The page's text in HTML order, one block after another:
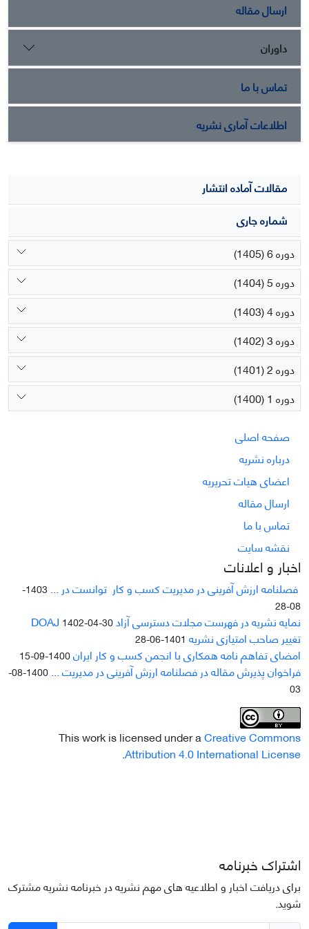
ارسال مقاله
داوران
تماس با ما
اطلاعات آماری نشریه
مقالات آماده انتشار
شماره جاری
دوره 6 (1405)
دوره 5 (1404)
دوره 4 (1403)
دوره 3 (1402)
دوره 2 (1401)
دوره 1 (1400)
صفحه اصلی
درباره نشریه
اعضای هیات تحریریه
ارسال مقاله
تماس با ما
نقشه سایت
اخبار و اعلانات
فصلنامه ارزش آفرینی در مدیریت کسب و کار توانست در ...
1403-
08-28
نمایه نشریه در فهرست مجلات دسترسی آزاد DOAJ1402-04-30
تغییر صاحب امتیازی نشریه 1401-06-28
امضای تفاهم نامه همکاری با انجمن کسب و کار ایران1400-09-15
فراخوان پذیرش مقاله در فصلنامه ارزش آفرینی در مدیریت ...
1400-08-
03
This work is licensed under aCreative Commons
Attribution 4.0 International License
.
اشتراک خبرنامه
برای دریافت اخبار و اطلاعیه های مهم نشریه در خبرنامه نشریه مشترک
شوید.